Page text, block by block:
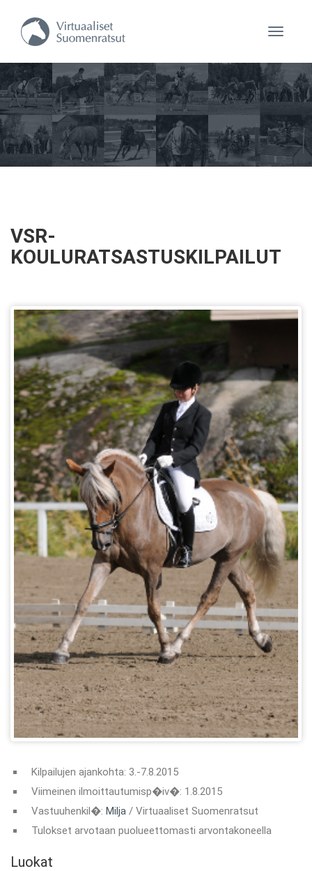
VSR-
KOULURATSASTUSKILPAILUT
Kilpailujen ajankohta: 3.-7.8.2015
Viimeinen ilmoittautumisp�iv�: 1.8.2015
Vastuuhenkil�: Milja / Virtuaaliset Suomenratsut
Tulokset arvotaan puolueettomasti arvontakoneella
Luokat